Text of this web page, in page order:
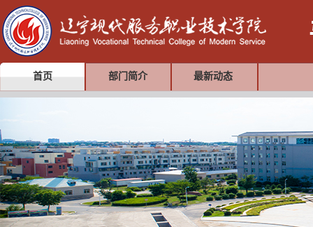
首页 部门简介 最新动态